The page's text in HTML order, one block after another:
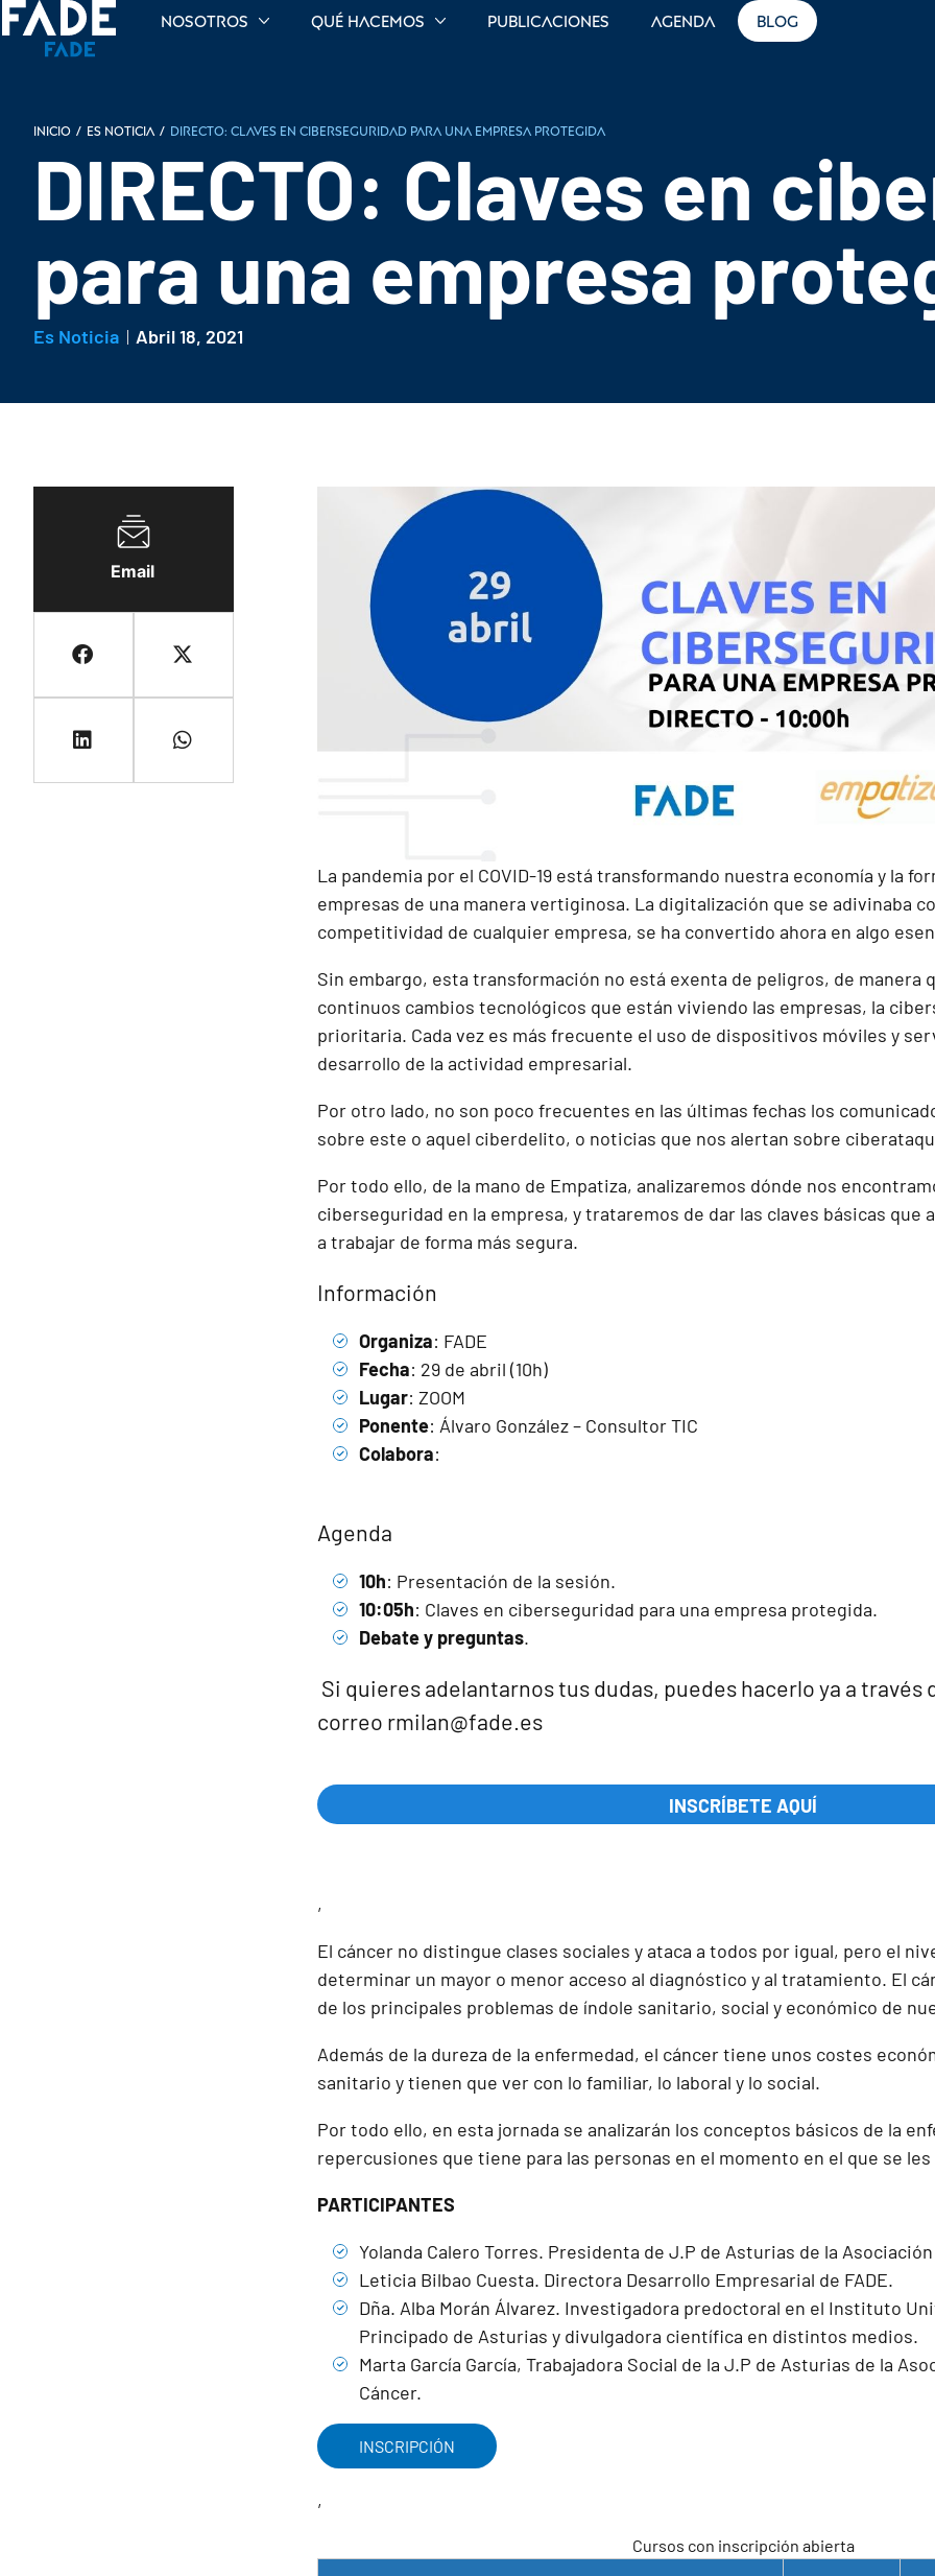
Nosotros Qué hacemos Publicaciones Agenda Blog
INICIO / Es noticia / DIRECTO: Claves en ciberseguridad para una empresa protegida
DIRECTO: Claves en
para una empresa
Es Noticia Abril 18, 2021
Email
La pandemia por el COVID-19 está transformando nuestra economía y la
empresas de una manera vertiginosa. La digitalización que se adivinaba
competitividad de cualquier empresa, se ha convertido ahora en algo
Sin embargo, esta transformación no está exenta de peligros, de manera
continuos cambios tecnológicos que están viviendo las empresas, la
prioritaria. Cada vez es más frecuente el uso de dispositivos móviles y
desarrollo de la actividad empresarial.
Por otro lado, no son poco frecuentes en las últimas fechas los
sobre este o aquel ciberdelito, o noticias que nos alertan sobre
Por todo ello, de la mano de Empatiza, analizaremos dónde nos
ciberseguridad en la empresa, y trataremos de dar las claves básicas que
a trabajar de forma más segura.
Información
Organiza: FADE
Fecha: 29 de abril (10h)
Lugar: ZOOM
Ponente: Álvaro González – Consultor TIC
Colabora:
Agenda
10h: Presentación de la sesión.
10:05h: Claves en ciberseguridad para una empresa protegida.
Debate y preguntas.
Si quieres adelantarnos tus dudas, puedes hacerlo ya a través
correo rmilan@fade.es
INSCRÍBETE AQUÍ
,
El cáncer no distingue clases sociales y ataca a todos por igual, pero el
determinar un mayor o menor acceso al diagnóstico y al tratamiento. El
de los principales problemas de índole sanitario, social y económico de
Además de la dureza de la enfermedad, el cáncer tiene unos costes
sanitario y tienen que ver con lo familiar, lo laboral y lo social.
Por todo ello, en esta jornada se analizarán los conceptos básicos de la
repercusiones que tiene para las personas en el momento en el que se
PARTICIPANTES
Yolanda Calero Torres. Presidenta de J.P de Asturias de la
Leticia Bilbao Cuesta. Directora Desarrollo Empresarial de FADE.
Dña. Alba Morán Álvarez. Investigadora predoctoral en el Instituto
Principado de Asturias y divulgadora científica en distintos medios.
Marta García García, Trabajadora Social de la J.P de Asturias de la
Cáncer.​
INSCRIPCIÓN
,
Cursos con inscripción abierta